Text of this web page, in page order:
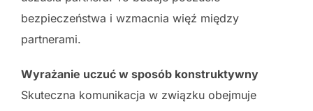
bezpieczeństwa i wzmacnia więź między
partnerami.
Wyrażanie uczuć w sposób konstruktywny
Skuteczna komunikacja w związku obejmuje